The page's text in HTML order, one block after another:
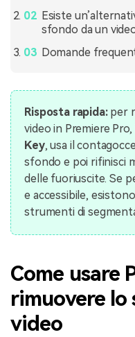
Esiste
sfondo da un
Domande
Risposta rapida:per
video in Premiere
Key, usa il
sfondo e poi rifinisci
delle fuoriuscite. Se
e accessibile,
strumenti di
Come usare
rimuovere lo
video